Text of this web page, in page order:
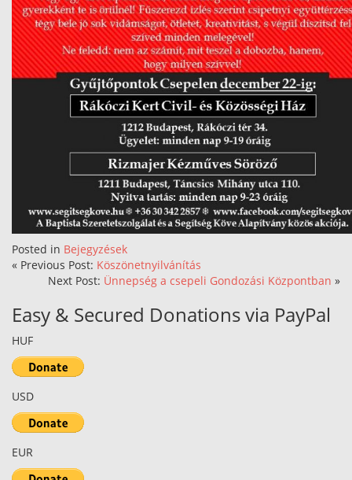
Posted in Bejegyzések
« Previous Post: Köszönetnyilvánítás
Next Post: Ünnepség a csepeli Gondozási Központban »
Easy & Secured Donations via PayPal
HUF
USD
EUR